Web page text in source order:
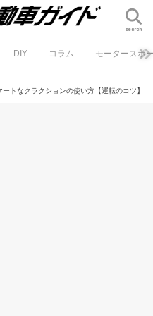
search
DIY コラム モータースポ
トなクラクションの使い方【運転のコツ】